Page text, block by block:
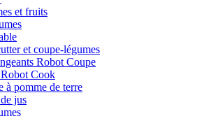
et fruits
et coupe-légumes
Robot Coupe
Cook
à pomme de terre
jus